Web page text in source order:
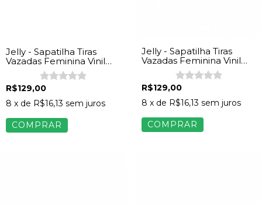
Jelly - Sapatilha Tiras
Vazadas Feminina Vinil
Caramelo
R$129,00
8 x de R$16,13 sem juros
COMPRAR
Jelly - Sapatilha Tiras
Vazadas Feminina Vinil
Transparente
R$129,00
8 x de R$16,13 sem juros
COMPRAR